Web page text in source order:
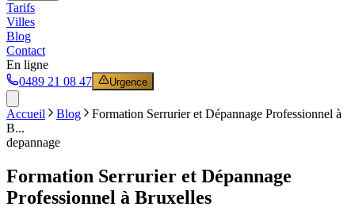
Tarifs
Villes
Blog
Contact
En ligne
0489 21 08 47
Urgence
Accueil Blog
Formation Serrurier et Dépannage Professionnel à
B...
depannage
Formation Serrurier et Dépannage
Professionnel à Bruxelles